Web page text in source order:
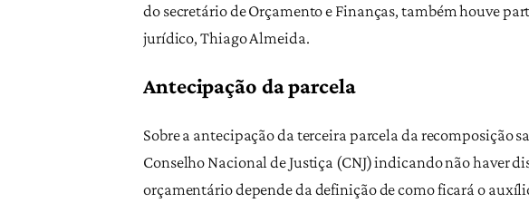
do secretário de Orçamento e Finanças, também houve
jurídico, Thiago Almeida.
Antecipação da parcela
Sobre a antecipação da terceira parcela da recomposição
Conselho Nacional de Justiça (CNJ) indicando não haver
orçamentário depende da definição de como ficará o